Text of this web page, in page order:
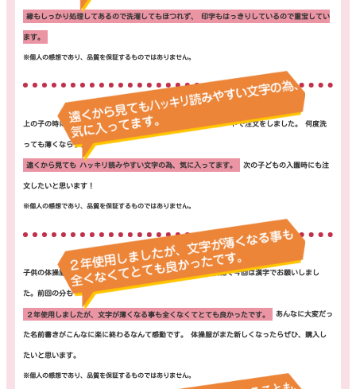
縁もしっかり処理してあるので洗濯してもほつれず、 印字もはっきりしているので重宝してい
ます。
上の子の時に買ってとても良かったので今回は下の娘用にリピートで注文をしました。 何度洗
っても薄くならず、
遠くから見ても ハッキリ読みやすい文字の為、気に入ってます。 次の子どもの入園時にも注
文したいと思います！
子供の体操服のゼッケンに購入しました。 前回はひらがな表記で今回は漢字でお願いしまし
た。前回の分も
２年使用しましたが、文字が薄くなる事も全くなくてとても良かったです。 あんなに大変だっ
た名前書きがこんなに楽に終わるなんて感動です。 体操服がまた新しくなったらぜひ、購入し
たいと思います。